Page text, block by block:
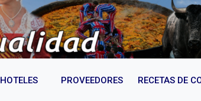
HOTELES PROVEEDORES RECETAS DE